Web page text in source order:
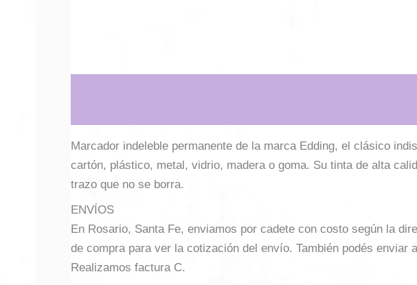
Marcador indeleble permanente de la marca Edding, el clásico
cartón, plástico, metal, vidrio, madera o goma. Su tinta de alta
trazo que no se borra.
ENVÍOS
En Rosario, Santa Fe, enviamos por cadete con costo según la
de compra para ver la cotización del envío. También podés
Realizamos factura C.